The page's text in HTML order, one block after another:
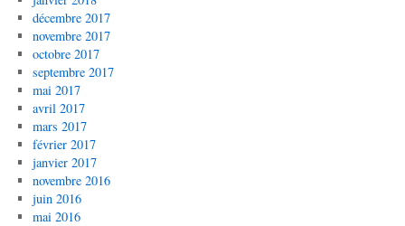
décembre 2017
novembre 2017
octobre 2017
septembre 2017
mai 2017
avril 2017
mars 2017
février 2017
janvier 2017
novembre 2016
juin 2016
mai 2016